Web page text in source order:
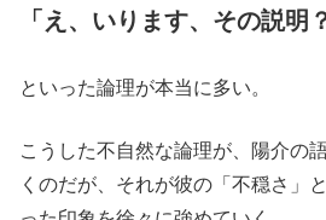
「え、いります、その説明
といった論理が本当に多い。
こうした不自然な論理が、陽介の
くのだが、それが彼の「不穏さ」